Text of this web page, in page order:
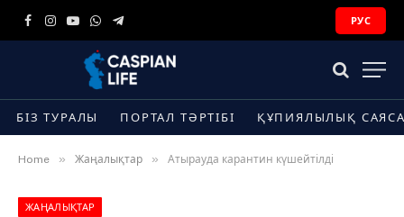
Facebook
Instagram
YouTube
WhatsApp
Telegram
РУС
БІЗ ТУРАЛЫ ПОРТАЛ ТӘРТІБІ ҚҰПИЯЛЫЛЫҚ
Home » Жаңалықтар » Атырауда карантин күшейтілді
ЖАҢАЛЫҚТАР